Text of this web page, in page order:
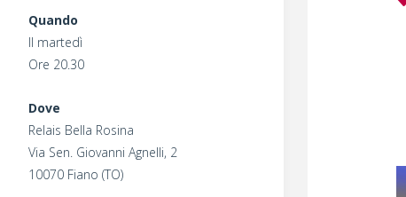
Quando
Il martedì
Ore 20.30
Dove
Relais Bella Rosina
Via Sen. Giovanni Agnelli, 2
10070 Fiano (TO)